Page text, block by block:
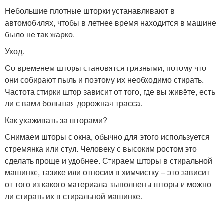
Небольшие плотные шторки устанавливают в
автомобилях, чтобы в летнее время находится в машине
было не так жарко.
Уход.
Со временем шторы становятся грязными, потому что
они собирают пыль и поэтому их необходимо стирать.
Частота стирки штор зависит от того, где вы живёте, есть
ли с вами большая дорожная трасса.
Как ухаживать за шторами?
Снимаем шторы с окна, обычно для этого используется
стремянка или стул. Человеку с высоким ростом это
сделать проще и удобнее. Стираем шторы в стиральной
машинке, тазике или относим в химчистку – это зависит
от того из какого материала выполнены шторы и можно
ли стирать их в стиральной машинке.